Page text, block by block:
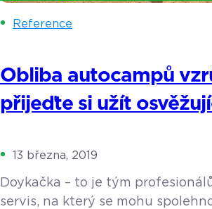
Reference
Obliba autocampů
přijeďte si užít
13 března, 2019
Doykačka – to je tým
servis, na který se mohu